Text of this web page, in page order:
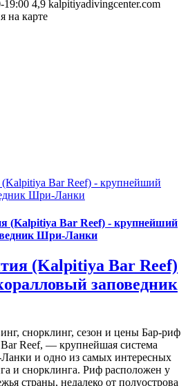
19:00 4,9 kalpitiyadivingcenter.com
на карте
Bar Reef) - крупнейший
Шри-Ланки
(Kalpitiya Bar Reef) - крупнейший
Шри-Ланки
(Kalpitiya Bar Reef)
заповедник
снорклинг, сезон и цены Бар-риф
Reef, — крупнейшая система
и одно из самых интересных
и снорклинга. Риф расположен у
страны, недалеко от полуострова